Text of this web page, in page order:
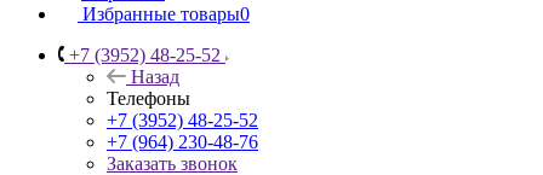
Избранные товары0
+7 (3952) 48-25-52
Назад
Телефоны
+7 (3952) 48-25-52
+7 (964) 230-48-76
Заказать звонок